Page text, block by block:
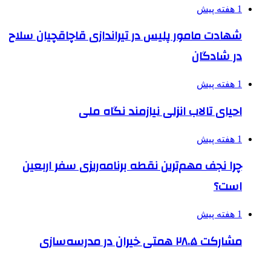
1 هفته پیش
شهادت مامور پلیس در تیراندازی قاچاقچیان سلاح
در شادگان
1 هفته پیش
احیای تالاب انزلی نیازمند نگاه ملی
1 هفته پیش
چرا نجف مهم‌ترین نقطه برنامه‌ریزی سفر اربعین
است؟
1 هفته پیش
مشارکت ۲۸.۵ همتی خیران در مدرسه‌سازی